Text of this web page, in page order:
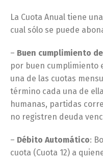
La Cuota Anual tiene
cual sólo se puede
– Buen cumplimiento
por buen cumplimiento
una de las cuotas
término cada una de
humanas, partidas
no registren deuda
– Débito Automático:
cuota (Cuota 12) a